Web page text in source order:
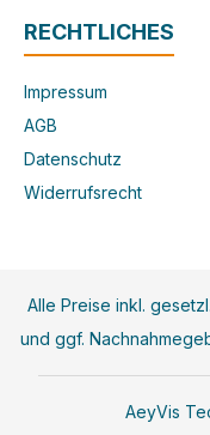
RECHTLICHES
Impressum
AGB
Datenschutz
Widerrufsrecht
Alle Preise inkl.
und ggf.
AeyVis